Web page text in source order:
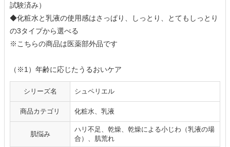
試験済み）
◆化粧水と乳液の使用感はさっぱり、しっとり、とてもしっとり
の3タイプから選べる
※こちらの商品は医薬部外品です
（※1）年齢に応じたうるおいケア
シリーズ名 シュペリエル
商品カテゴリ 化粧水、乳液
肌悩み
ハリ不足、乾燥、乾燥による小じわ（乳液の場
合）、肌荒れ